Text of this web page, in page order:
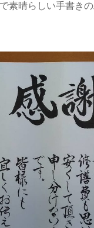
素晴らしい手書き